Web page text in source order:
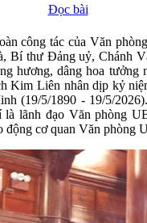
Đọc bài
công tác của Văn
Bí thư Đảng uỷ, Chánh
hương, dâng hoa tưởng
Kim Liên nhân dịp kỷ
(19/5/1890 - 19/5/
là lãnh đạo Văn phòng
động cơ quan Văn phòng